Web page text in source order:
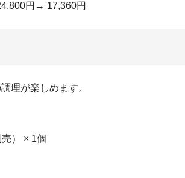
円→ 17,360円
理が楽しめます。
） × 1個